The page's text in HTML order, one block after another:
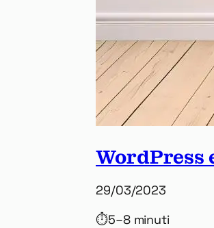
WordPress
29/03/2023
⏱5–8 minuti